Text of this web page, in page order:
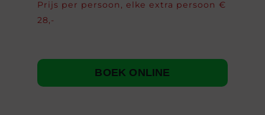
Prijs per persoon, elke extra persoon €
28,-
BOEK ONLINE